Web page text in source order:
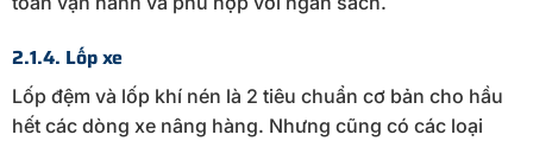
2.1.4. Lốp xe
Lốp đệm và lốp khí nén là 2 tiêu chuẩn cơ bản cho hầu
hết các dòng xe nâng hàng. Nhưng cũng có các loại